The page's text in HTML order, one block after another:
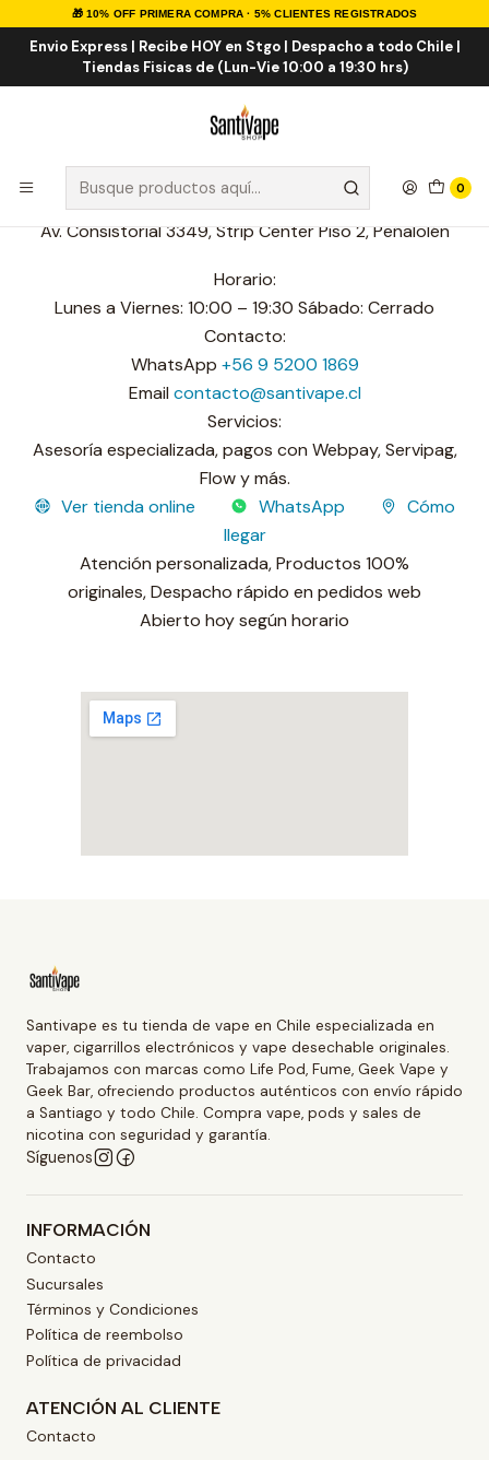
🎁 10% OFF PRIMERA COMPRA · 5% CLIENTES REGISTRADOS
Envio Express | Recibe HOY en Stgo | Despacho a todo Chile |
Tiendas Fisicas de (Lun-Vie 10:00 a 19:30 hrs)
0
Inicio Sucursales Peñalolen
Peñalolen
Santivape | Peñalolén
Av. Consistorial 3349, Strip Center Piso 2, Peñalolén
Horario:
Lunes a Viernes: 10:00 – 19:30 Sábado: Cerrado
Contacto:
WhatsApp +56 9 5200 1869
Email contacto@santivape.cl
Servicios:
Asesoría especializada, pagos con Webpay, Servipag,
Flow y más.
Ver tienda online
WhatsApp
Cómo
llegar
Atención personalizada,Productos 100%
originales,Despacho rápido en pedidos web
Sucursal operativa
Abierto hoy según horario
Santivape es tu tienda de vape en Chile especializada en
vaper, cigarrillos electrónicos y vape desechable originales.
Trabajamos con marcas como Life Pod, Fume, Geek Vape y
Geek Bar, ofreciendo productos auténticos con envío rápido
a Santiago y todo Chile. Compra vape, pods y sales de
nicotina con seguridad y garantía.
Síguenos
INFORMACIÓN
Contacto
Sucursales
Términos y Condiciones
Política de reembolso
Política de privacidad
ATENCIÓN AL CLIENTE
Contacto